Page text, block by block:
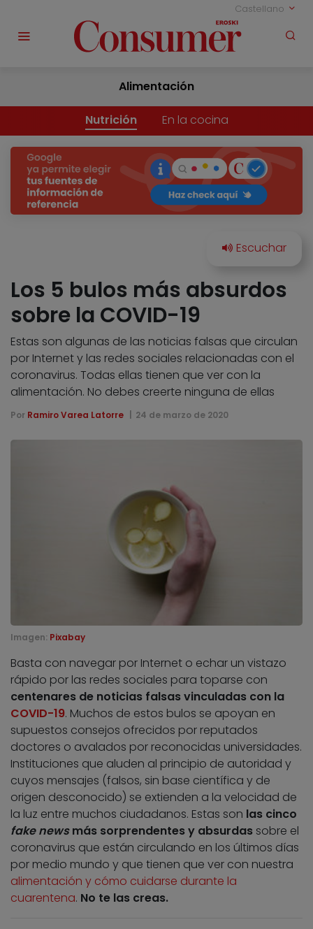
Castellano
Alimentación
Nutrición En la cocina
Los 5 bulos más absurdos
sobre la COVID-19
Estas son algunas de las noticias falsas que circulan
por Internet y las redes sociales relacionadas con el
coronavirus. Todas ellas tienen que ver con la
alimentación. No debes creerte ninguna de ellas
Por Ramiro Varea Latorre 24 de marzo de 2020
Imagen: Pixabay
Basta con navegar por Internet o echar un vistazo
rápido por las redes sociales para toparse con
centenares de noticias falsas vinculadas con la
COVID-19. Muchos de estos bulos se apoyan en
supuestos consejos ofrecidos por reputados
doctores o avalados por reconocidas universidades.
Instituciones que aluden al principio de autoridad y
cuyos mensajes (falsos, sin base científica y de
origen desconocido) se extienden a la velocidad de
la luz entre muchos ciudadanos. Estas son las cinco
fake newsmás sorprendentes y absurdas sobre el
coronavirus que están circulando en los últimos días
por medio mundo y que tienen que ver con nuestra
alimentación y cómo cuidarse durante la
cuarentena. No te las creas.